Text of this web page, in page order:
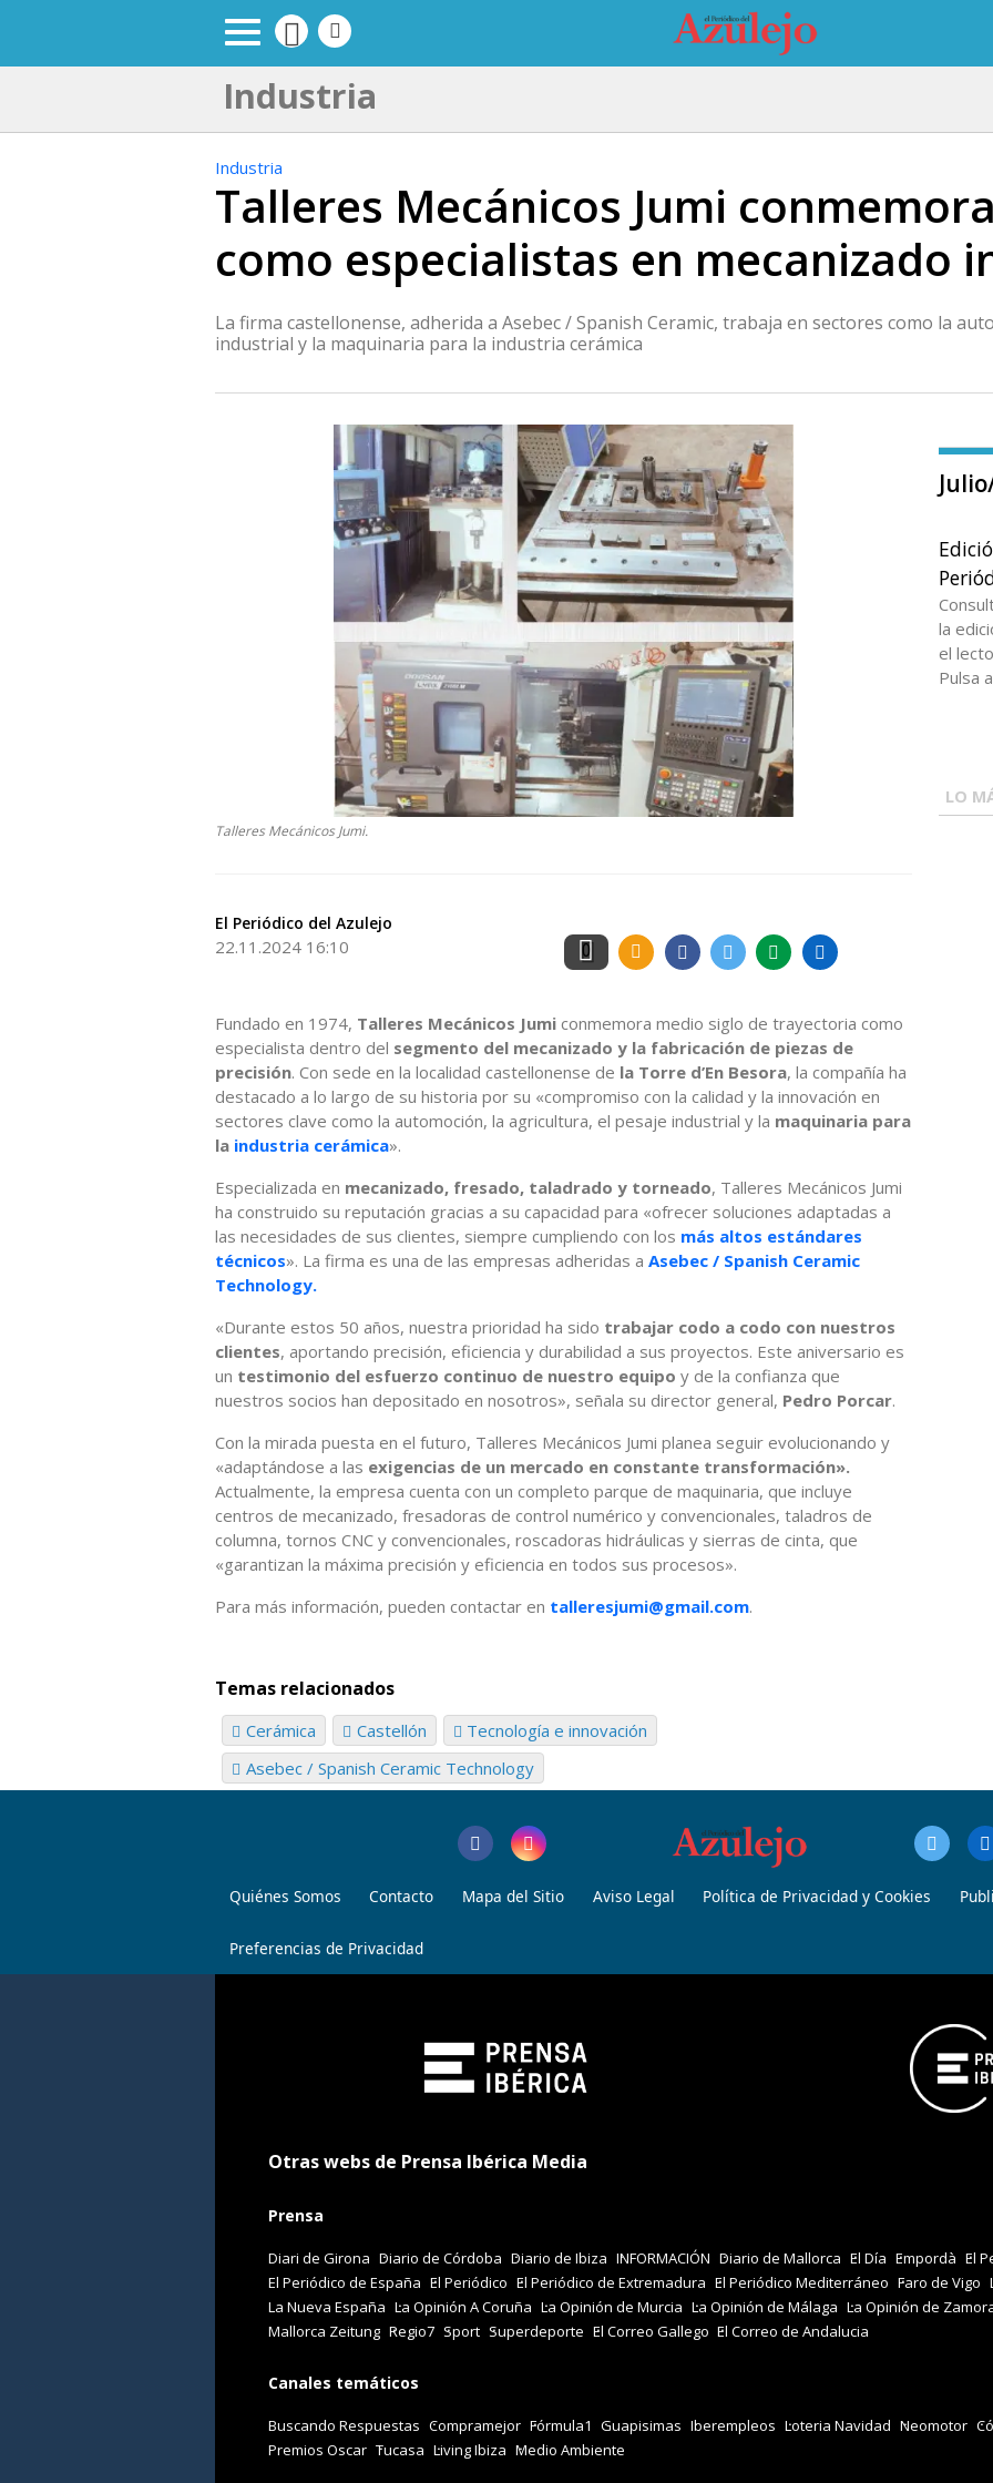
Industria
Industria
Talleres Mecánicos Jumi
como especialistas en mecanizado
La firma castellonense, adherida a Asebec / Spanish Ceramic, trabaja en sectores como la
industrial y la maquinaria para la industria cerámica
Talleres Mecánicos Jumi.
El Periódico del Azulejo
22.11.2024 16:10 0
Fundado en 1974, Talleres Mecánicos Jumi conmemora medio siglo de trayectoria como
especialista dentro del segmento del mecanizado y la fabricación de piezas de
precisión. Con sede en la localidad castellonense de la Torre d’En Besora, la compañía ha
destacado a lo largo de su historia por su «compromiso con la calidad y la innovación en
sectores clave como la automoción, la agricultura, el pesaje industrial y la maquinaria para
la industria cerámica».
Especializada en mecanizado, fresado, taladrado y torneado, Talleres Mecánicos Jumi
ha construido su reputación gracias a su capacidad para «ofrecer soluciones adaptadas a
las necesidades de sus clientes, siempre cumpliendo con los más altos estándares
técnicos». La firma es una de las empresas adheridas a Asebec / Spanish Ceramic
Technology.
«Durante estos 50 años, nuestra prioridad ha sido trabajar codo a codo con nuestros
clientes, aportando precisión, eficiencia y durabilidad a sus proyectos. Este aniversario es
un testimonio del esfuerzo continuo de nuestro equipo y de la confianza que
nuestros socios han depositado en nosotros», señala su director general, Pedro Porcar.
Con la mirada puesta en el futuro, Talleres Mecánicos Jumi planea seguir evolucionando y
«adaptándose a las exigencias de un mercado en constante transformación».
Actualmente, la empresa cuenta con un completo parque de maquinaria, que incluye
centros de mecanizado, fresadoras de control numérico y convencionales, taladros de
columna, tornos CNC y convencionales, roscadoras hidráulicas y sierras de cinta, que
«garantizan la máxima precisión y eficiencia en todos sus procesos».
Para más información, pueden contactar en talleresjumi@gmail.com.
Temas relacionados
Cerámica Castellón
Tecnología e innovación
Asebec / Spanish Ceramic Technology
la
el
Pulsa
LO
Quiénes Somos Contacto Mapa del Sitio Aviso Legal Política de Privacidad y Cookies
Preferencias de Privacidad
Otras webs de Prensa Ibérica Media
Prensa
Diari de Girona Diario de Córdoba Diario de Ibiza INFORMACIÓN Diario de Mallorca El Día Empordà El
El Periódico de España El Periódico El Periódico de Extremadura El Periódico Mediterráneo Faro de Vigo
La Nueva España La Opinión A Coruña La Opinión de Murcia La Opinión de Málaga La Opinión de
Mallorca Zeitung Regio7 Sport Superdeporte El Correo Gallego El Correo de Andalucia
Canales temáticos
Buscando Respuestas Compramejor Fórmula1 Guapisimas Iberempleos Loteria Navidad Neomotor
Premios Oscar Tucasa Living Ibiza Medio Ambiente